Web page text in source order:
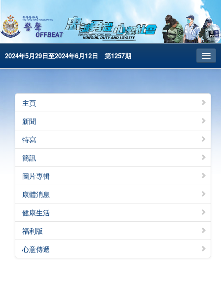
2024年5月29日至2024年6月12日 第1257期
昔日警聲
警務處主頁
简体版
English
電子書版
警聲特刊
主頁
新聞
特寫
簡訊
圖片專輯
康體消息
健康生活
福利版
心意傳遞